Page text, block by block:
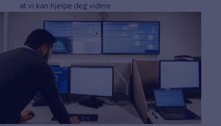
at vi kan hjelpe deg videre.